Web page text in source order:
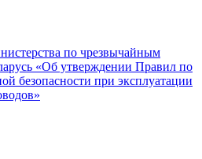
по чрезвычайным
«Об утверждении Правил по
безопасности при эксплуатации